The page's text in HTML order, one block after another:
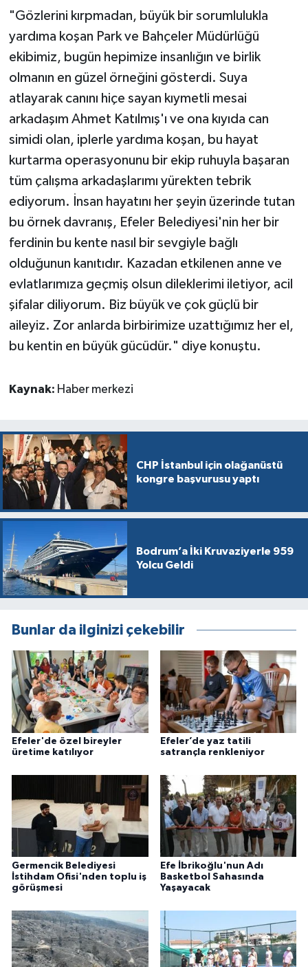
"Gözlerini kırpmadan, büyük bir sorumlulukla
yardıma koşan Park ve Bahçeler Müdürlüğü
ekibimiz, bugün hepimize insanlığın ve birlik
olmanın en güzel örneğini gösterdi. Suya
atlayarak canını hiçe sayan kıymetli mesai
arkadaşım Ahmet Katılmış'ı ve ona kıyıda can
simidi olan, iplerle yardıma koşan, bu hayat
kurtarma operasyonunu bir ekip ruhuyla başaran
tüm çalışma arkadaşlarımı yürekten tebrik
ediyorum. İnsan hayatını her şeyin üzerinde tutan
bu örnek davranış, Efeler Belediyesi'nin her bir
ferdinin bu kente nasıl bir sevgiyle bağlı
olduğunun kanıtıdır. Kazadan etkilenen anne ve
evlatlarımıza geçmiş olsun dileklerimi iletiyor, acil
şifalar diliyorum. Biz büyük ve çok güçlü bir
aileyiz. Zor anlarda birbirimize uzattığımız her el,
bu kentin en büyük gücüdür." diye konuştu.
Kaynak: Haber merkezi
CHP İstanbul için olağanüstü
kongre başvurusu yaptı
Bodrum’a İki Kruvaziyerle 959
Yolcu Geldi
Bunlar da ilginizi çekebilir
Efeler'de özel bireyler
üretime katılıyor
Efeler’de yaz tatili
satrançla renkleniyor
Germencik Belediyesi
İstihdam Ofisi'nden toplu iş
görüşmesi
Efe İbrikoğlu'nun Adı
Basketbol Sahasında
Yaşayacak